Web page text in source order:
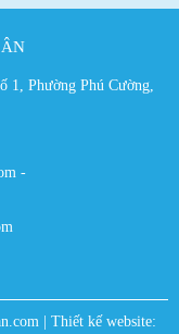
Phường Phú Cường,
-
| Thiết kế website: